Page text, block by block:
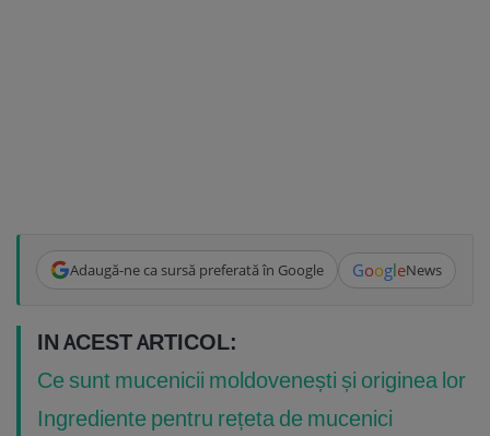
Adaugă-ne ca sursă preferată în Google GoogleNews
IN ACEST ARTICOL:
Ce sunt mucenicii moldovenești și originea lor
Ingrediente pentru rețeta de mucenici